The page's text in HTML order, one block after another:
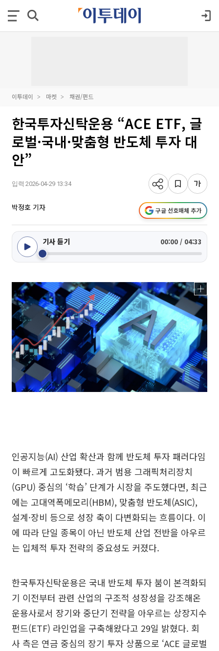
이투데이 마켓 채권/펀드
한국투자신탁운용 “ACE ETF, 글
로벌·국내·맞춤형 반도체 투자 대
안”
입력 2026-04-29 13:34
박정호 기자 구글 선호매체 추가
기사 듣기 00:00 / 04:33
인공지능(AI) 산업 확산과 함께 반도체 투자 패러다임
이 빠르게 고도화됐다. 과거 범용 그래픽처리장치
(GPU) 중심의 ‘학습’ 단계가 시장을 주도했다면, 최근
에는 고대역폭메모리(HBM), 맞춤형 반도체(ASIC),
설계·장비 등으로 성장 축이 다변화되는 흐름이다. 이
에 따라 단일 종목이 아닌 반도체 산업 전반을 아우르
는 입체적 투자 전략의 중요성도 커졌다.
한국투자신탁운용은 국내 반도체 투자 붐이 본격화되
기 이전부터 관련 산업의 구조적 성장성을 강조해온
운용사로서 장기와 중단기 전략을 아우르는 상장지수
펀드(ETF) 라인업을 구축해왔다고 29일 밝혔다. 회
사 측은 연금 중심의 장기 투자 상품으로 ‘ACE 글로벌